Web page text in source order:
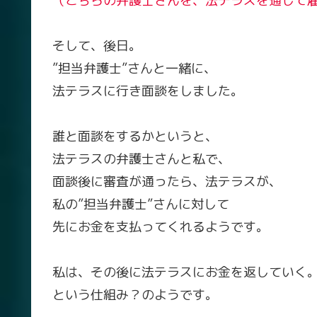
そして、後日。
”担当弁護士”さんと一緒に、
法テラスに行き面談をしました。
誰と面談をするかというと、
法テラスの弁護士さんと私で、
面談後に審査が通ったら、法テラスが、
私の”担当弁護士”さんに対して
先にお金を支払ってくれるようです。
私は、その後に法テラスにお金を返していく。
という仕組み？のようです。